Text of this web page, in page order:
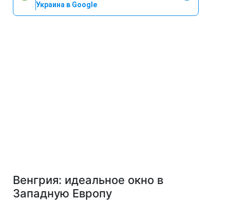
Украина в Google
Венгрия: идеальное окно в
Западную Европу